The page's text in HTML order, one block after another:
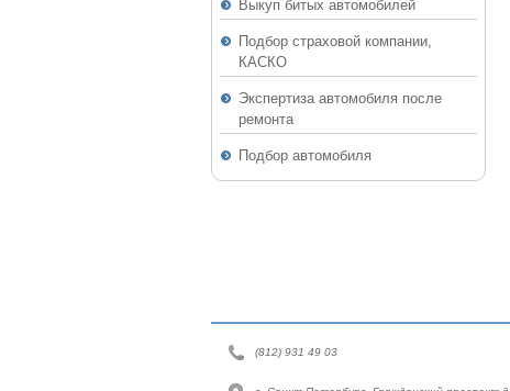
Выкуп битых автомобилей
Подбор страховой компании,
КАСКО
Экспертиза автомобиля после
ремонта
Подбор автомобиля
(812) 931 49 03